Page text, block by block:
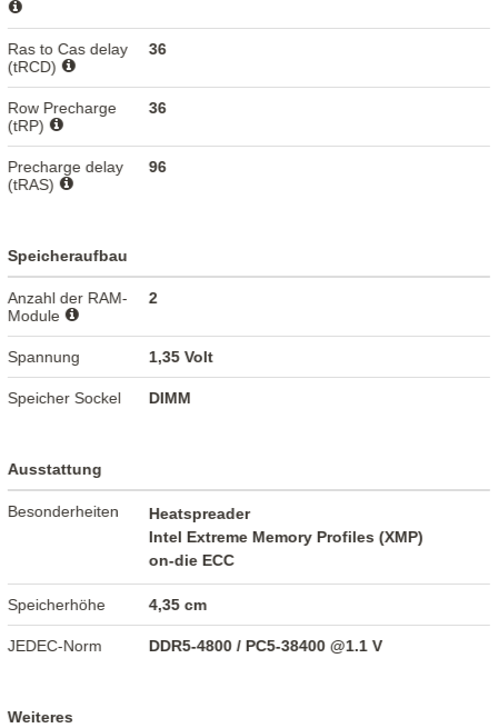
Ras to Cas delay
(tRCD)
36
Row Precharge
(tRP)
36
Precharge delay
(tRAS)
96
Speicheraufbau
Anzahl der RAM-
Module
2
Spannung 1,35 Volt
Speicher Sockel DIMM
Ausstattung
Besonderheiten
Heatspreader
Intel Extreme Memory Profiles (XMP)
on-die ECC
Speicherhöhe 4,35 cm
JEDEC-Norm DDR5-4800 / PC5-38400 @1.1 V
Weiteres